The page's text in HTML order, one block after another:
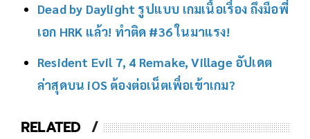
Dead by Daylight รูปแบบ เกมเนื้อเรื่อง ถึงมือพี่
เอก HRK แล้ว! ทำติด #36 ในมาแรง!
Resident Evil 7, 4 Remake, Village อัปเดต
ล่าสุดบน iOS ต้องต่อเน็ตเพื่อเข้าเกม?
RELATED